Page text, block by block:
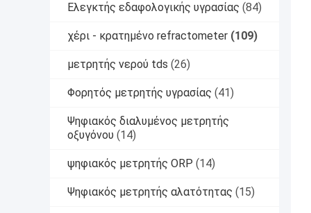
Ελεγκτής εδαφολογικής υγρασίας (84)
χέρι - κρατημένο refractometer (109)
μετρητής νερού tds (26)
Φορητός μετρητής υγρασίας (41)
Ψηφιακός διαλυμένος μετρητής
οξυγόνου (14)
ψηφιακός μετρητής ORP (14)
Ψηφιακός μετρητής αλατότητας (15)